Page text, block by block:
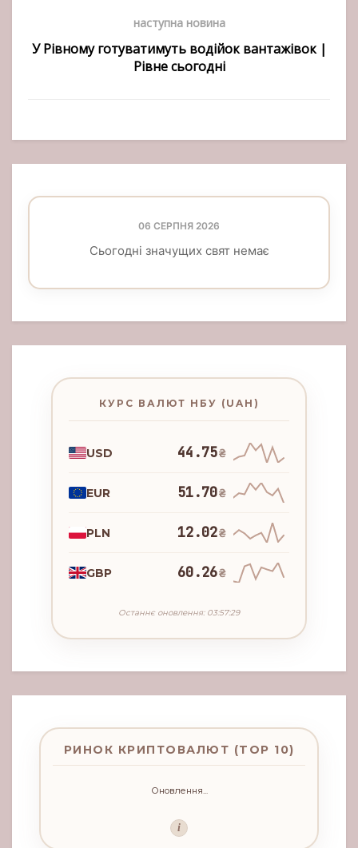
наступна новина
У Рівному готуватимуть водійок вантажівок |
Рівне сьогодні
06 СЕРПНЯ 2026
Сьогодні значущих свят немає
КУРС ВАЛЮТ НБУ (UAH)
USD 44.75₴
EUR 51.70₴
PLN 12.02₴
GBP 60.26₴
Останнє оновлення: 03:57:29
РИНОК КРИПТОВАЛЮТ (TOP 10)
Оновлення...
i